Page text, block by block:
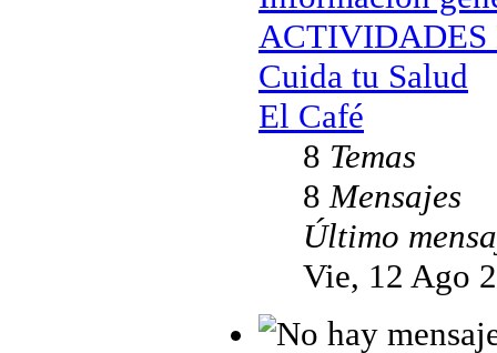
ACTIVIDADES
Cuida tu Salud
El Café
8 Temas
8Mensajes
Último
Vie, 12 Ago